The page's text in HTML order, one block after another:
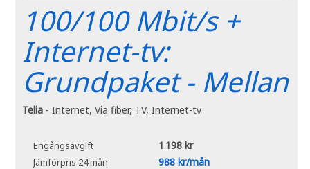
100/100 Mbit/s +
Internet-tv:
Grundpaket - Mellan
Telia - Internet, Via fiber, TV, Internet-tv
Engångsavgift 1 198 kr
Jämförpris 24 mån 988 kr/mån